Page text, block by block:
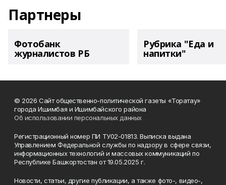
Партнеры
Фотобанк
журналистов РБ
Рубрика "Еда и
напитки"
© 2026 Сайт общественно-политической газеты «Торатау»
города Ишимбая и Ишимбайского района
Об использовании персональных данных
Регистрационный номер ПИ ТУ02-01813. Выписка выдана
Управлением Федеральной службы по надзору в сфере связи,
информационных технологий и массовых коммуникаций по
Республике Башкортостан от 19.05.2025 г.
Новости, статьи, другие публикации, а также фото-, видео-,